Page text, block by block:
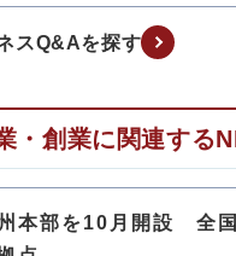
スQ&Aを探す
・創業に関連する
本部を10月開設 全